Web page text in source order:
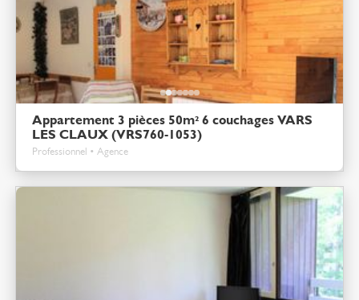
Appartement 3 pièces 50m² 6 couchages VARS
LES CLAUX (VRS760-1053)
Professionnel • Agence